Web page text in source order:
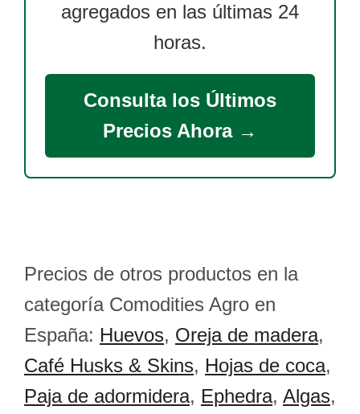
agregados en las últimas 24
horas.
Consulta los Últimos
Precios Ahora →
Precios de otros productos en la
categoría Comodities Agro en
España: Huevos, Oreja de madera,
Café Husks & Skins, Hojas de coca,
Paja de adormidera, Ephedra, Algas,